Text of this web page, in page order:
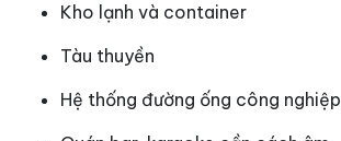
Kho lạnh và container
Tàu thuyền
Hệ thống đường ống công nghiệp